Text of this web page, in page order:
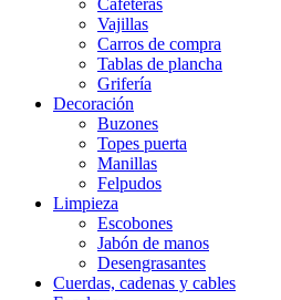
Cafeteras
Vajillas
Carros de compra
Tablas de plancha
Grifería
Decoración
Buzones
Topes puerta
Manillas
Felpudos
Limpieza
Escobones
Jabón de manos
Desengrasantes
Cuerdas, cadenas y cables